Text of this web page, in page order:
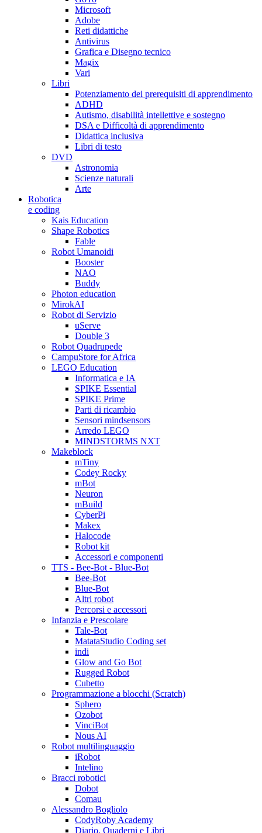
Microsoft
Adobe
Reti didattiche
Antivirus
Grafica e Disegno tecnico
Magix
Vari
Libri
Potenziamento dei prerequisiti di apprendimento
ADHD
Autismo, disabilità intellettive e sostegno
DSA e Difficoltà di apprendimento
Didattica inclusiva
Libri di testo
DVD
Astronomia
Scienze naturali
Arte
Robotica
e coding
Kais Education
Shape Robotics
Fable
Robot Umanoidi
Booster
NAO
Buddy
Photon education
MirokAI
Robot di Servizio
uServe
Double 3
Robot Quadrupede
CampuStore for Africa
LEGO Education
Informatica e IA
SPIKE Essential
SPIKE Prime
Parti di ricambio
Sensori mindsensors
Arredo LEGO
MINDSTORMS NXT
Makeblock
mTiny
Codey Rocky
mBot
Neuron
mBuild
CyberPi
Makex
Halocode
Robot kit
Accessori e componenti
TTS - Bee-Bot - Blue-Bot
Bee-Bot
Blue-Bot
Altri robot
Percorsi e accessori
Infanzia e Prescolare
Tale-Bot
MatataStudio Coding set
indi
Glow and Go Bot
Rugged Robot
Cubetto
Programmazione a blocchi (Scratch)
Sphero
Ozobot
VinciBot
Nous AI
Robot multilinguaggio
iRobot
Intelino
Bracci robotici
Dobot
Comau
Alessandro Bogliolo
CodyRoby Academy
Diario, Quaderni e Libri